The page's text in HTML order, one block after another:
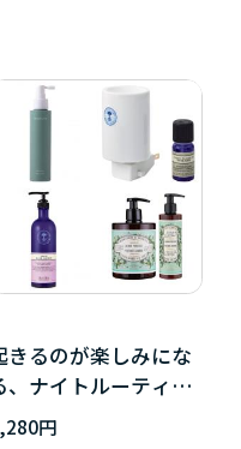
きるのが楽しみにな
、ナイトルーティー
円